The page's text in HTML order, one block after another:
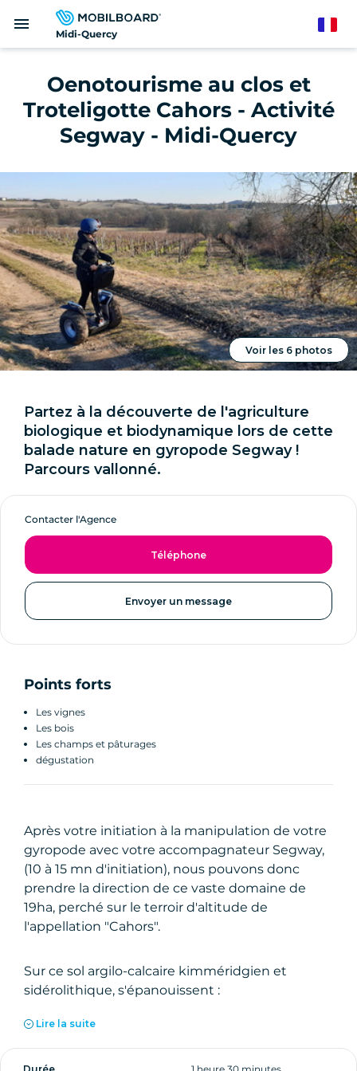
Midi-Quercy
menu
Oenotourisme au clos et
Troteligotte Cahors - Activité
Segway - Midi-Quercy
Voir les 6 photos
Partez à la découverte de l'agriculture
biologique et biodynamique lors de cette
balade nature en gyropode Segway !
Parcours vallonné.
Contacter l'Agence
Téléphone
Envoyer un message
Points forts
Les vignes
Les bois
Les champs et pâturages
dégustation
Après votre initiation à la manipulation de votre
gyropode avec votre accompagnateur Segway,
(10 à 15 mn d'initiation), nous pouvons donc
prendre la direction de ce vaste domaine de
19ha, perché sur le terroir d'altitude de
l'appellation "Cahors".
Sur ce sol argilo-calcaire kimméridgien et
sidérolithique, s'épanouissent :
Jurançon noir, Gamay, Cabernet Franc.
- Les cépages blancs : Chenin, Chardonnay,
Sauvignon blanc, Viognier.
Lire la suite